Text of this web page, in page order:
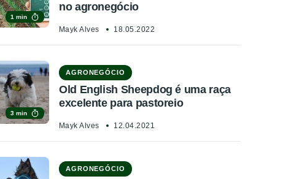
1 min
no agronegócio
Mayk Alves 18.05.2022
3 min
AGRONEGÓCIO
Old English Sheepdog é uma raça
excelente para pastoreio
Mayk Alves 12.04.2021
AGRONEGÓCIO